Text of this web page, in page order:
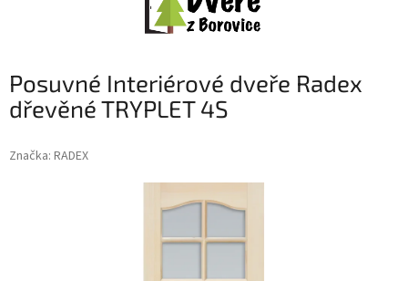
Posuvné Interiérové dveře Radex
dřevěné TRYPLET 4S
Značka: RADEX